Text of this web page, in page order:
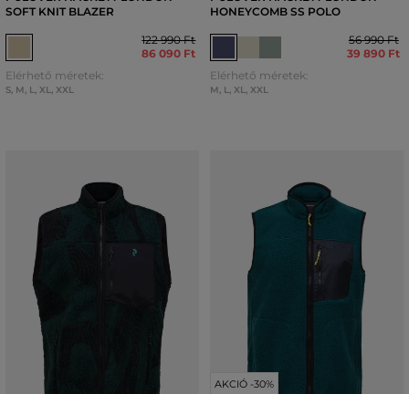
SOFT KNIT BLAZER
122 990 Ft
86 090 Ft
Elérhető méretek:
S, M L XL XXL
HONEYCOMB SS POLO
56 990 Ft
39 890 Ft
Elérhető méretek:
M L XL XXL
AKCIÓ -30%